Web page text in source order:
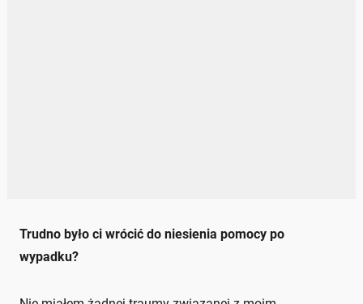
Trudno było ci wrócić do niesienia pomocy po
wypadku?